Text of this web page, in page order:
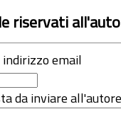
riservati
email
da inviare all'autore